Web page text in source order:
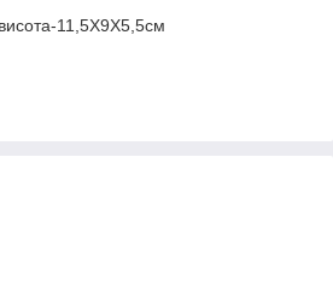
11,5X9X5,5см